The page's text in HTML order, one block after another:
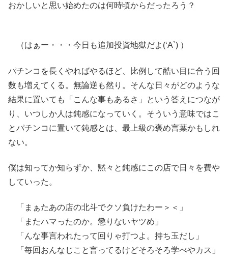
おかしいと思い始めたのは何時頃からだったろう？
（はぁー・・・今日も追加投資地獄だよ(‘A`) ）
パチンコを長くやればやるほど、比例して酷い目に合う回
数も増えてくる。無論逆も然り。そんな日々がどのような
結果に置いても「こんな事もあるさ」という答えにつなが
り、いつしか人は鈍感になっていく。そういう意味ではこ
とパチンコに置いて鈍感とは、最上級の褒め言葉かもしれ
ない。
僕は知ってか知らずか、黙々と鈍感にこの店で日々を費や
していった。
「まぁたあの店の北斗でクソ負けたわー＞＜」
「またハマったのか。懲りないヤツめ」
「んな事言われたって回りゃ打つよ。持ち玉だし」
「毎回おんなじこと言ってるけどそろそろ学べやカス」